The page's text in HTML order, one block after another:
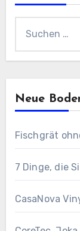
Neue
Fischgrät
7 Dinge, die
CasaNova